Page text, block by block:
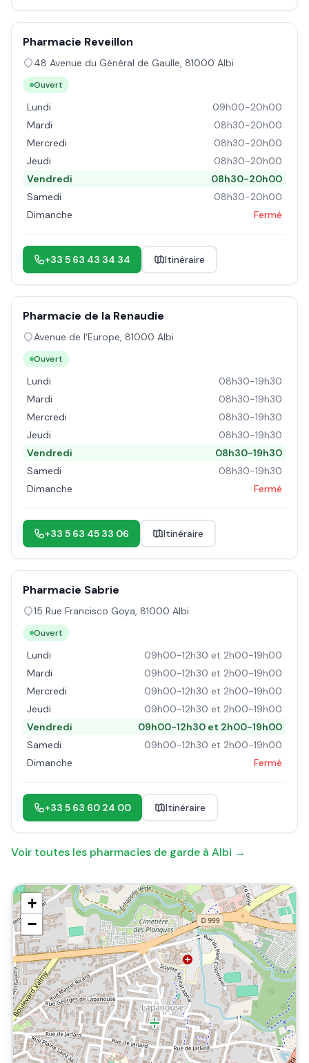
Pharmacie Reveillon
48 Avenue du Général de Gaulle, 81000 Albi
Ouvert
Lundi
09h00-20h00
Mardi
08h30-20h00
Mercredi
08h30-20h00
Jeudi
08h30-20h00
Vendredi
08h30-20h00
Samedi
08h30-20h00
Dimanche
Fermé
+33 5 63 43 34 34 Itinéraire
Pharmacie de la Renaudie
Avenue de l'Europe, 81000 Albi
Ouvert
Lundi
08h30-19h30
Mardi
08h30-19h30
Mercredi
08h30-19h30
Jeudi
08h30-19h30
Vendredi
08h30-19h30
Samedi
08h30-19h30
Dimanche
Fermé
+33 5 63 45 33 06 Itinéraire
Pharmacie Sabrie
15 Rue Francisco Goya, 81000 Albi
Ouvert
Lundi
09h00-12h30 et 2h00-19h00
Mardi
09h00-12h30 et 2h00-19h00
Mercredi
09h00-12h30 et 2h00-19h00
Jeudi
09h00-12h30 et 2h00-19h00
Vendredi
09h00-12h30 et 2h00-19h00
Samedi
09h00-12h30 et 2h00-19h00
Dimanche
Fermé
+33 5 63 60 24 00 Itinéraire
Voir toutes les pharmacies de garde à Albi →
+
−